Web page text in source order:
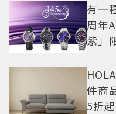
有一
周年
紫」
件商
5折起